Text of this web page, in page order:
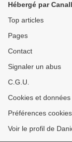
Hébergé par
Top articles
Pages
Contact
Signaler un abus
C.G.U.
Cookies et
Préférences cookies
Voir le profil de